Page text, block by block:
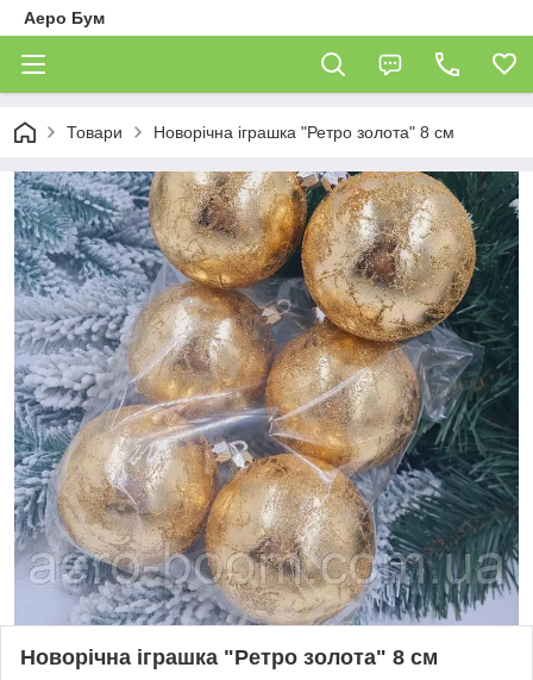
Аеро Бум
Товари Новорічна іграшка "Ретро золота" 8 см
Новорічна іграшка "Ретро золота" 8 см